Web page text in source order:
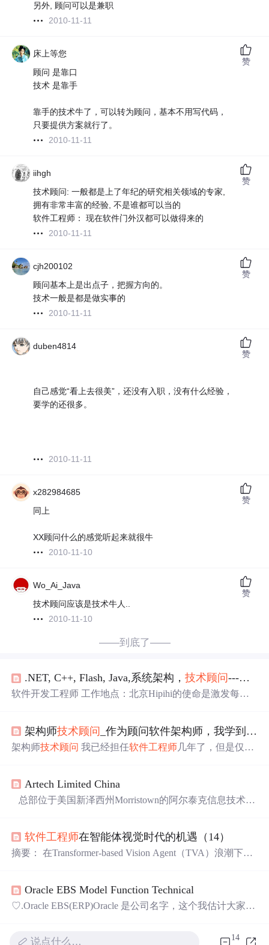
另外, 顾问可以是兼职
2010-11-11
床上等您
顾问 是靠口
技术 是靠手
靠手的技术牛了，可以转为顾问，基本不用写代码，
只要提供方案就行了。
2010-11-11
赞
iihgh
技术顾问: 一般都是上了年纪的研究相关领域的专家,
拥有非常丰富的经验, 不是谁都可以当的
软件工程师： 现在软件门外汉都可以做得来的
2010-11-11
赞
cjh200102
顾问基本上是出点子，把握方向的。
技术一般是都是做实事的
2010-11-11
赞
duben4814
自己感觉“看上去很美”，还没有入职，没有什么经验，
要学的还很多。
2010-11-11
赞
x282984685
同上
XX顾问什么的感觉听起来就很牛
2010-11-10
赞
Wo_Ai_Java
技术顾问应该是技术牛人..
2010-11-10
赞
——到底了——
.NET, C++, Flash, Java,系统架构，技术顾问---大规模招聘开始。
软件开发工程师 工作地点：北京Hipihi的使命是激发每个
精英，他们在相关领域拥有丰富的知识、经验、影响力和
执行能力。Hipihi致力于建设全球性的中国个人互动网络社
可缺少的一种生活方式。
架构师技术顾问 _作为顾问软件架构师，我学到的5件事
架构师技术顾问 我已经担任软件工程师几年了，但是仅在
以前做过的事情极大地帮助了我进行这次新冒险，但是有
些事情是顾问工作所特有的。 另外，随着时间的流逝，人
然是我的...
Artech Limited China
总部位于美国新泽西州Morristown的阿尔泰克信息技术有
务。至今，组建了一个遍布全球12个地区，拥有美国和印
度新德里两大研发中心的强大团队，并与超过25家世界500
司
软件工程师在智能体视觉时代的机遇（14）
摘要： 在Transformer-based Vision Agent（TVA）浪潮下，
设计，通过定义目标、约束空间和奖赏函数，引导AI涌现
解决方案。技能树需重构为异构计算、AI编译器开发及控
力的“交响乐团指挥家”，在确定性边界与概率性探索间实
Oracle EBS Model Function Technical
♡.Oracle EBS(ERP)Oracle 是公司名字，这个我估计大家都
说点什么… 14